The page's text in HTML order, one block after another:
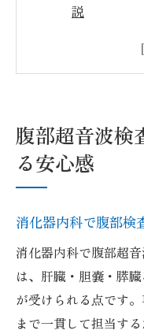
説
消化器内科
トか
消化器内科
消化器内科
ト
守山市で
消化器内科
向
腹部超音波検
る安心感
消化器内科で腹部検
消化器内科で腹部超
は、肝臓・胆嚢・膵
が受けられる点です
まで一貫して担当す